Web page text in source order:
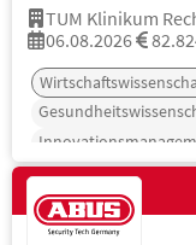
TUM Klinikum
06.08.2026